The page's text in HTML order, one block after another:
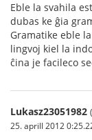
Eble la svahila
dubas ke ĝia
Gramatike eble
lingvoj kiel la
ĉina je facileco
Lukasz23051982 (
25. aprill 2012